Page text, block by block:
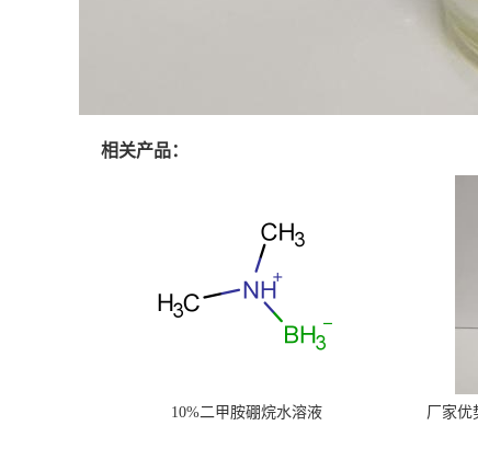
相关产品：
10%二甲胺硼烷水溶液
厂家优